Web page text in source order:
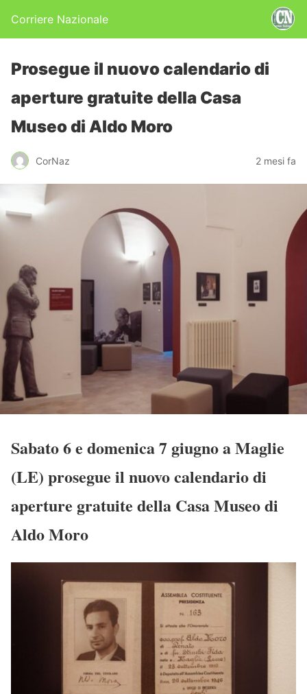
Corriere Nazionale
Prosegue il nuovo calendario di
aperture gratuite della Casa
Museo di Aldo Moro
CorNaz 2 mesi fa
Sabato 6 e domenica 7 giugno a Maglie
(LE) prosegue il nuovo calendario di
aperture gratuite della Casa Museo di
Aldo Moro